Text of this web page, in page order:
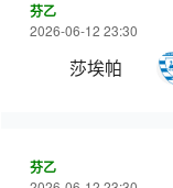
芬乙
2026-06-12 23:30
莎埃帕
芬乙